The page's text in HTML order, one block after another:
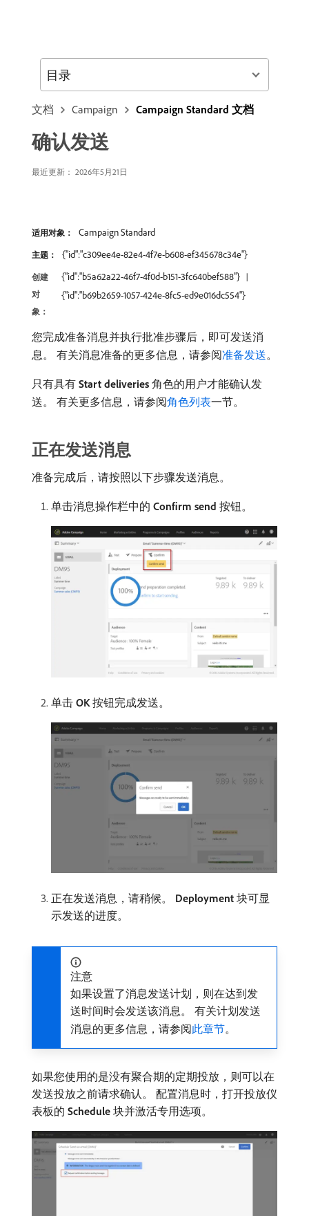
文档 Campaign Campaign Standard 文档
确认发送
最近更新： 2026年5月21日
适用对象： Campaign Standard
主题： {"id":"c309ee4e-82e4-4f7e-b608-ef345678c34e"}
创建
对
象：
{"id":"b5a62a22-46f7-4f0d-b151-3fc640bef588"}
{"id":"b69b2659-1057-424e-8fc5-ed9e016dc554"}
您完成准备消息并执行批准步骤后，即可发送消
息。 有关消息准备的更多信息，请参阅准备发送。
只有具有​ Start deliveries ​角色的用户才能确认发
送。 有关更多信息，请参阅角色列表一节。
正在发送消息
准备完成后，请按照以下步骤发送消息。
单击消息操作栏中的​ Confirm send ​按钮。
单击​ OK​按钮完成发送。
正在发送消息，请稍候。 Deployment 块可显
示发送的进度。
注意
如果设置了消息发送计划，则在达到发
送时间时会发送该消息。 有关计划发送
消息的更多信息，请参阅此章节。
如果您使用的是没有聚合期的定期投放，则可以在
发送投放之前请求确认。 配置消息时，打开投放仪
表板的​ Schedule ​块并激活专用选项。
目录